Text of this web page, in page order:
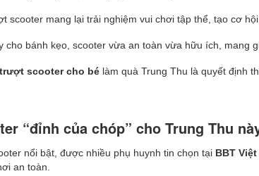
scooter mang lại trải nghiệm vui chơi tập thể, tạo cơ
cho bánh kẹo, scooter vừa an toàn vừa hữu ích, mang
scooter cho bé làm quà Trung Thu là quyết định
“đỉnh của chóp” cho Trung Thu
nổi bật, được nhiều phụ huynh tin chọn tại BBT Việt
an toàn.